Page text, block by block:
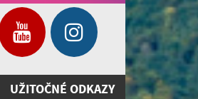
UŽITOČNÉ ODKAZY